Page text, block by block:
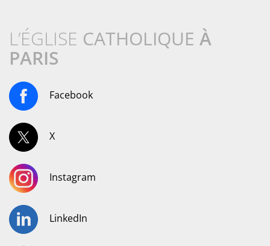
L’ÉGLISE CATHOLIQUE À
PARIS
Facebook
X
Instagram
LinkedIn